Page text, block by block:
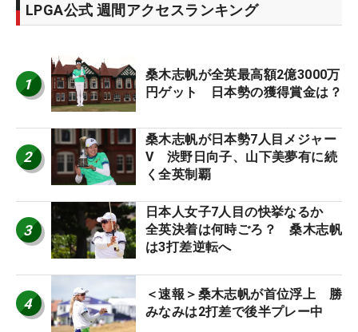
LPGA公式 週間アクセスランキング
1
桑木志帆が全英最高額2億3000万
円ゲット 日本勢の獲得賞金は？
2
桑木志帆が日本勢7人目メジャー
V 渋野日向子、山下美夢有に続
く全英制覇
3
日本人女子7人目の快挙なるか
全英決着は何時ごろ？ 桑木志帆
は3打差逆転へ
4
＜速報＞桑木志帆が首位浮上 勝
みなみは2打差で後半プレー中